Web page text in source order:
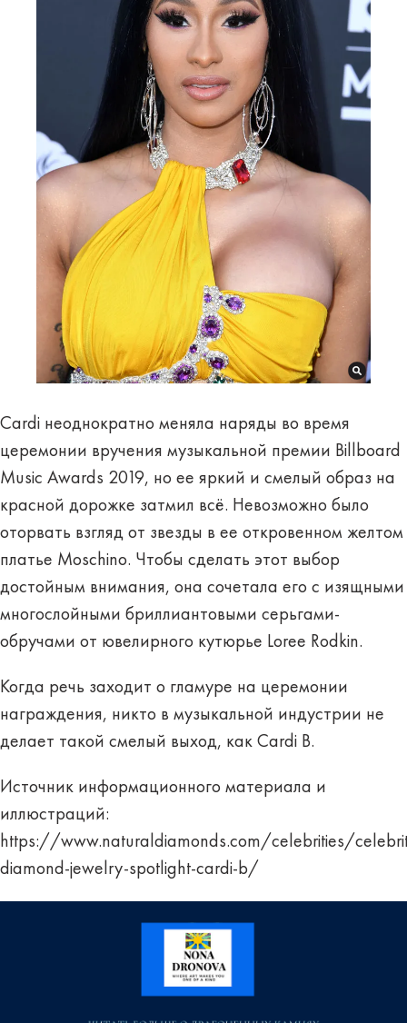
Cardi неоднократно меняла наряды во время
церемонии вручения музыкальной премии Billboard
Music Awards 2019, но ее яркий и смелый образ на
красной дорожке затмил всё. Невозможно было
оторвать взгляд от звезды в ее откровенном желтом
платье Moschino. Чтобы сделать этот выбор
достойным внимания, она сочетала его с изящными
многослойными бриллиантовыми серьгами-
обручами от ювелирного кутюрье Loree Rodkin.
Когда речь заходит о гламуре на церемонии
награждения, никто в музыкальной индустрии не
делает такой смелый выход, как Cardi B.
Источник информационного материала и
иллюстраций:
https://www.naturaldiamonds.com/celebrities/
diamond-jewelry-spotlight-cardi-b/